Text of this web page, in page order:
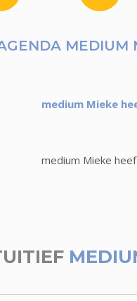
MEDIUM
medium Mieke
medium Mieke